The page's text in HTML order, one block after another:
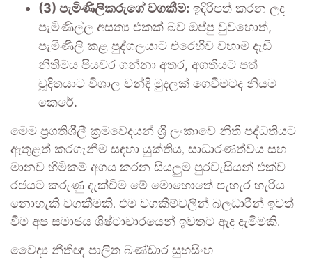
(3) පැමිණිලිකරුගේ වගකීම: ඉදිරිපත් කරන ලද
පැමිණිල්ල අසත්‍ය එකක් බව ඔප්පු වුවහොත්,
පැමිණිලි කළ පුද්ගලයාට එරෙහිව වහාම දැඩි
නීතිමය පියවර ගන්නා අතර, අගතියට පත්
චූදිතයාට විශාල වන්දි මුදලක් ගෙවීමටද නියම
කෙරේ.
මෙම ප්‍රගතිශීලී ක්‍රමවේදයන් ශ්‍රී ලංකාවේ නීති පද්ධතියට
ඇතුළත් කරගැනීම සඳහා යුක්තිය, සාධාරණත්වය සහ
මානව හිමිකම් අගය කරන සියලුම පුරවැසියන් එක්ව
රජයට කරුණු දැක්වීම මේ මොහොතේ පැහැර හැරිය
නොහැකි වගකීමකි. එම වගකීම්වලින් බලධාරීන් ඉවත්
වීම අප සමාජය ශිෂ්ටාචාරයෙන් ඉවතට ඇද දැමීමකි.
වෛද්‍ය නීතිඥ පාලිත බණ්ඩාර සුභසිංහ